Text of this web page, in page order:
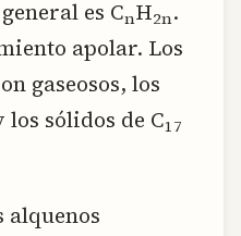
es CnH2n.
apolar. Los
gaseosos, los
los sólidos de C17
alquenos